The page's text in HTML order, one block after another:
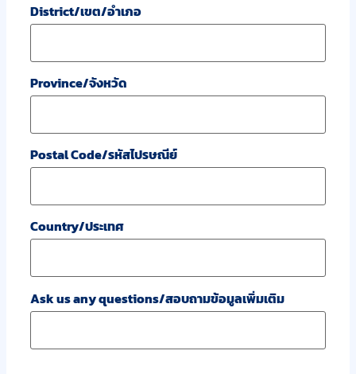
District/เขต/อำเภอ
Province/จังหวัด
Postal Code/รหัสไปรษณีย์
Country/ประเทศ
Ask us any questions/สอบถามข้อมูลเพิ่มเติม